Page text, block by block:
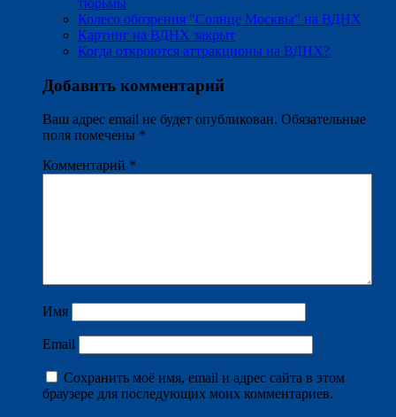
тюрьмы
Колесо обозрения "Солнце Москвы" на ВДНХ
Картинг на ВДНХ закрыт
Когда откроются аттракционы на ВДНХ?
Добавить комментарий
Ваш адрес email не будет опубликован. Обязательные
поля помечены *
Комментарий *
Имя
Email
Сохранить моё имя, email и адрес сайта в этом
браузере для последующих моих комментариев.